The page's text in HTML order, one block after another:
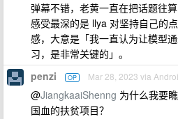
弹幕不错，老黄一直在把话题往算
感受最深的是 llya 对坚持自己的
感，大意是「我一直认为让模型
习，是非常关键的」。
penzi OP Mar 28, 2023 via
@JiangkaaiShenng 为什么我要
国血的扶贫项目？